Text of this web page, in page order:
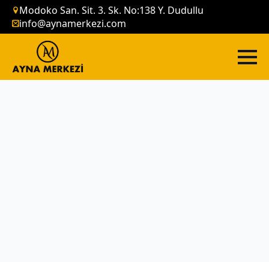
Modoko San. Sit. 3. Sk. No:138 Y. Dudullu
info@aynamerkezi.com